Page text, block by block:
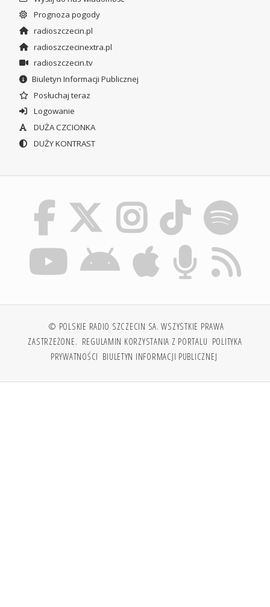
Prognoza pogody
radioszczecin.pl
radioszczecinextra.pl
radioszczecin.tv
Biuletyn Informacji Publicznej
Posłuchaj teraz
Logowanie
DUŻA CZCIONKA
DUŻY KONTRAST
© POLSKIE RADIO SZCZECIN SA. WSZYSTKIE PRAWA
ZASTRZEŻONE. REGULAMIN KORZYSTANIA Z PORTALU POLITYKA
PRYWATNOŚCI BIULETYN INFORMACJI PUBLICZNEJ